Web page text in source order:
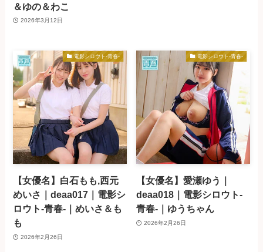
＆ゆの＆わこ
2026年3月12日
電影シロウト-青春-
【女優名】白石もも,西元
めいさ｜deaa017｜電影シ
ロウト-青春-｜めいさ＆も
も
2026年2月26日
電影シロウト-青春-
【女優名】愛瀬ゆう｜
deaa018｜電影シロウト-
青春-｜ゆうちゃん
2026年2月26日